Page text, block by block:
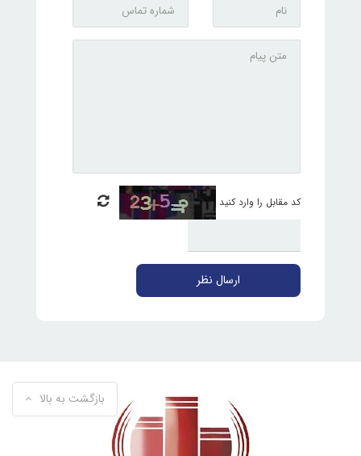
کد مقابل را وارد کنید
ارسال نظر
بازگشت به بالا